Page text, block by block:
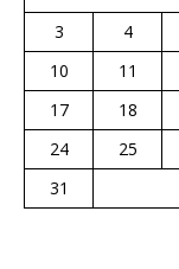
3
4
10
11
17
18
24
25
31